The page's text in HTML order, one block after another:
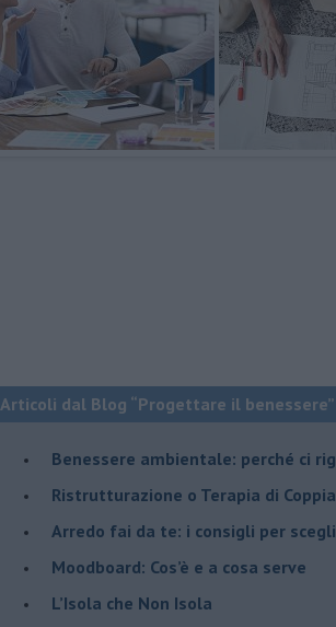
Articoli dal Blog “Progettare il
Benessere ambientale: perché ci
Ristrutturazione o Terapia di
​Arredo fai da te: i consigli per
Moodboard: Cos’è e a cosa serve
L’Isola che Non Isola